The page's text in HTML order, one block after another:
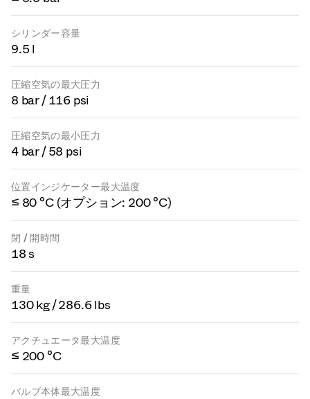
シリンダー容量
9.5 l
圧縮空気の最大圧力
8 bar / 116 psi
圧縮空気の最小圧力
4 bar / 58 psi
位置インジケーター最大温度
≤ 80 °C (オプション: 200 °C)
閉 / 開時間
18 s
重量
130 kg / 286.6 lbs
アクチュエータ最大温度
≤ 200 °C
バルブ本体最大温度